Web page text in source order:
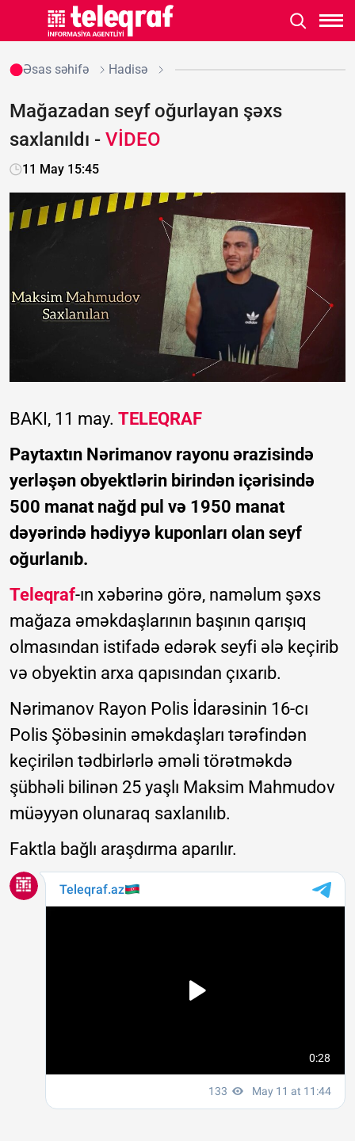
Əsas səhifə Hadisə
Mağazadan seyf oğurlayan şəxs
saxlanıldı - VİDEO
11 May 15:45
BAKI, 11 may. TELEQRAF
Paytaxtın Nərimanov rayonu ərazisində
yerləşən obyektlərin birindən içərisində
500 manat nağd pul və 1950 manat
dəyərində hədiyyə kuponları olan seyf
oğurlanıb.
Teleqraf-ın xəbərinə görə, naməlum şəxs
mağaza əməkdaşlarının başının qarışıq
olmasından istifadə edərək seyfi ələ keçirib
və obyektin arxa qapısından çıxarıb.
Nərimanov Rayon Polis İdarəsinin 16-cı
Polis Şöbəsinin əməkdaşları tərəfindən
keçirilən tədbirlərlə əməli törətməkdə
şübhəli bilinən 25 yaşlı Maksim Mahmudov
müəyyən olunaraq saxlanılıb.
Faktla bağlı araşdırma aparılır.